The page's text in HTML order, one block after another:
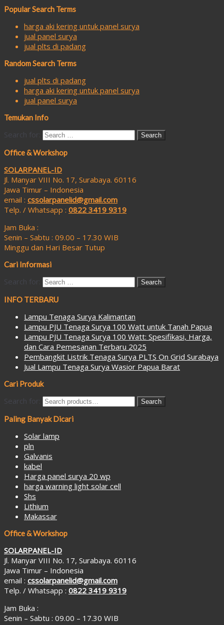
Popular Search Terms
harga aki kering untuk panel surya
jual panel surya
jual plts di padang
Random Search Terms
jual plts di padang
harga aki kering untuk panel surya
jual panel surya
Temukan Info
Search for:
Office & Workshop
SOLARPANEL-ID
Jl. Manyar VIII No. 17, Surabaya. 60116
Jawa Timur – Indonesia
email : cssolarpanelid@gmail.com
Telp. / Whatsapp : 0822 3419 9319
Jam Buka :
Senin – Sabtu : 09.00 – 17.30 WIB
Minggu dan Hari Besar Tutup
Cari Informasi
Search for:
INFO TERBARU
Lampu Tenaga Surya Kalimantan
Lampu PJU Tenaga Surya 100 Watt untuk Tanah Papua
Lampu PJU Tenaga Surya 100 Watt: Spesifikasi, Harga,
dan Cara Pemesanan Terbaru 2025
Pembangkit Listrik Tenaga Surya PLTS On Grid Surabaya
Jual Lampu Tenaga Surya Wasior Papua Barat
Cari Produk
Search for: Search
Paling Banyak Dicari
Solar lamp
pln
Galvanis
kabel
Harga panel surya 20 wp
harga warning light solar cell
Shs
Lithium
Makassar
Office & Workshop
SOLARPANEL-ID
Jl. Manyar VIII No. 17, Surabaya. 60116
Jawa Timur – Indonesia
email : cssolarpanelid@gmail.com
Telp. / Whatsapp : 0822 3419 9319
Jam Buka :
Senin – Sabtu : 09.00 – 17.30 WIB